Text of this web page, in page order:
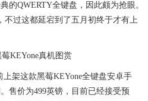
的QWERTY全键盘，因此颇为抢眼。
不过这都延宕到了五月初终于才有上
上架这款黑莓KEYone全键盘安卓手
售价为499英镑，目前已经接受预